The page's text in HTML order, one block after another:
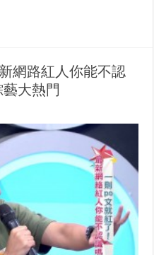
網路紅人你能不認
大熱門